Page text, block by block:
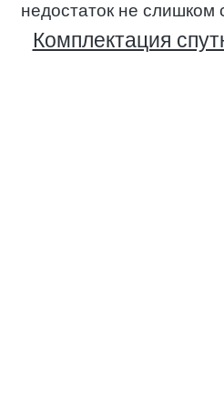
недостаток не слишком
Комплектация